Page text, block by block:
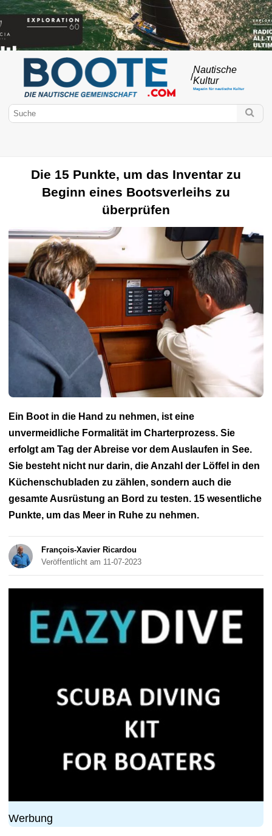
/
Nautische
Kultur
Magazin für nautische Kultur
Boote.com
Nautische Kultur Innerer Wasserplan Marine Wetter
Bootsführerschein Fed., Assoc. Verein & Verein Amateurbau
FFVoile Französische Marine SNSM Maritime Festivals Brest
Bootsmessen Maritime Buchhandlung Häfen & Marinas Praxis
Brief an die Redaktion
Umwelt Beschäftigung und Ausbildung
Kartografie Maritime Geschichte
Seekrankheit
Leuchtturm
Die 15 Punkte, um das Inventar zu
Beginn eines Bootsverleihs zu
überprüfen
Ein Boot in die Hand zu nehmen, ist eine
unvermeidliche Formalität im Charterprozess. Sie
erfolgt am Tag der Abreise vor dem Auslaufen in See.
Sie besteht nicht nur darin, die Anzahl der Löffel in den
Küchenschubladen zu zählen, sondern auch die
gesamte Ausrüstung an Bord zu testen. 15 wesentliche
Punkte, um das Meer in Ruhe zu nehmen.
François-Xavier Ricardou
Veröffentlicht am 11-07-2023
Werbung